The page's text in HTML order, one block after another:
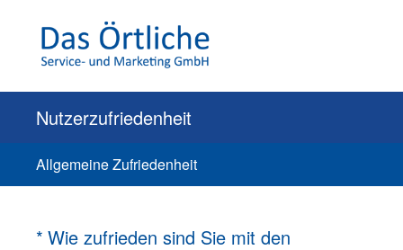
Nutzerzufriedenheit
Allgemeine Zufriedenheit
* Wie zufrieden sind Sie mit den
(Erforderlich.)